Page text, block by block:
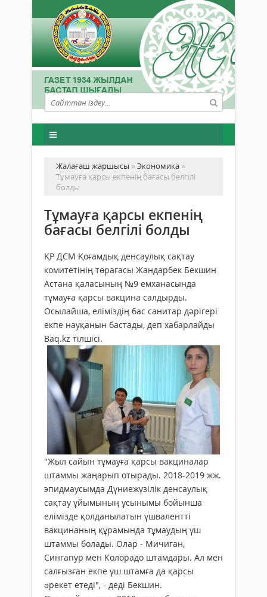
Жалағаш жаршысы »Экономика »
Тұмауға қарсы екпенің бағасы белгілі
болды
Тұмауға қарсы екпенің
бағасы белгілі болды
ҚР ДСМ Қоғамдық денсаулық сақтау
комитетінің төрағасы Жандарбек Бекшин
Астана қаласының №9 емханасында
тұмауға қарсы вакцина салдырды.
Осылайша, еліміздің бас санитар дәрігері
екпе науқанын бастады, деп хабарлайды
Baq.kz тілшісі.
"Жыл сайын тұмауға қарсы вакциналар
штаммы жаңарып отырады. 2018-2019 жж.
эпидмаусымда Дүниежүзілік денсаулық
сақтау ұйымының ұсынымы бойынша
елімізде қолданылатын үшвалентті
вакцинаның құрамында тұмаудың үш
штаммы болады. Олар - Мичиган,
Сингапур мен Колорадо штамдары. Ал мен
салғызған екпе үш штамға да қарсы
əрекет етеді", - деді Бекшин.